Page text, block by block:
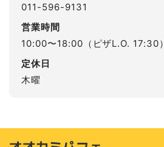
011-596-9131
営業時間
10:00〜18:00（ピザL.O. 17:30）
定休日
木曜